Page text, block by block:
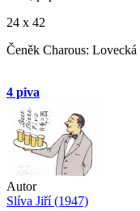
24 x 42
Čeněk Charous:
4 piva
Autor
Slíva Jiří (1947)